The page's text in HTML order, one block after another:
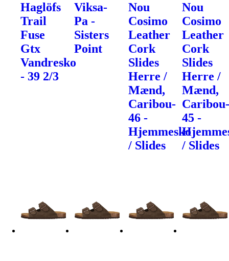
Haglöfs
Trail
Fuse
Gtx
Vandresko
- 39 2/3
Viksa-
Pa -
Sisters
Point
Nou
Cosimo
Leather
Cork
Slides
Herre /
Mænd,
Caribou-
46 -
Hjemmesko
/ Slides
Nou
Cosimo
Leather
Cork
Slides
Herre /
Mænd,
45 -
/ Slides